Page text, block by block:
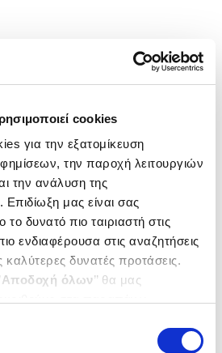
cookies
για την εξατομίκευση
την παροχή λειτουργιών
την ανάλυση της
Επιδίωξη μας είναι σας
δυνατό πιο ταιριαστή στις
ενδιαφέρουσα στις αναζητήσεις
καλύτερες δυνατές προτάσεις.
Αποδοχή όλων’’ θα μας
από τα παρακάτω με την